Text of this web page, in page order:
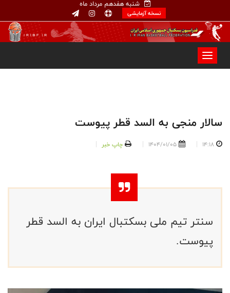
شنبه هفدهم مرداد ماه
نسخه آزمایشی
سالار منجی به السد قطر پیوست
14:18
1404/01/05 چاپ خبر
سنتر تیم ملی بسکتبال ایران به السد قطر
پیوست.